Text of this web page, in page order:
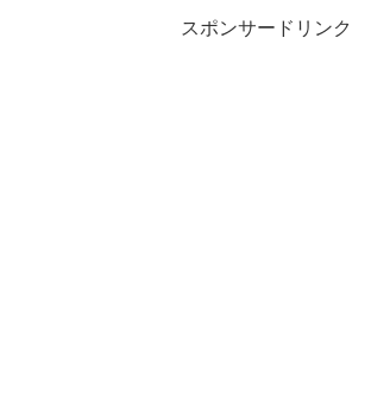
スポンサードリンク